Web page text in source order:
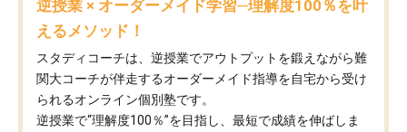
逆授業 × オーダーメイド学習─理解度100％を叶
えるメソッド！
スタディコーチは、逆授業でアウトプットを鍛えながら難
関大コーチが伴走するオーダーメイド指導を自宅から受け
られるオンライン個別塾です。
逆授業で“理解度100％”を目指し、最短で成績を伸ばしま